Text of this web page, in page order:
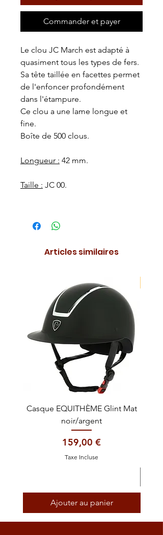
Commander et payer
Le clou JC March est adapté à
quasiment tous les types de fers.
Sa tête taillée en facettes permet
de l'enfoncer profondément
dans l'étampure.
Ce clou a une lame longue et
fine.
Boîte de 500 clous.
Longueur : 42 mm.
Taille : JC 00.
Articles similaires
Casque EQUITHÈME Glint Mat
noir/argent
Prix
159,00 €
Taxe Incluse
Ajouter au panier